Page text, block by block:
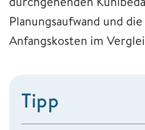
Planungsaufwand und
Anfangskosten im
Tipp